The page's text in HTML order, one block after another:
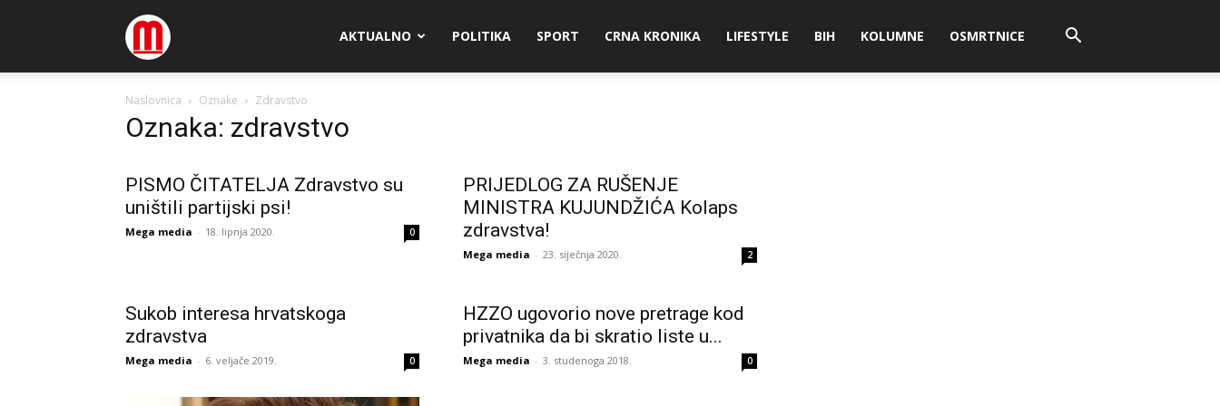
Megamedia AKTUALNO POLITIKA SPORT CRNA KRONIKA LIFESTYLE BIH KOLUMNE OSMRTNICE
Naslovnica Oznake Zdravstvo
Oznaka: zdravstvo
PISMO ČITATELJA Zdravstvo su
uništili partijski psi!
Mega media - 18. lipnja 2020. 0
PRIJEDLOG ZA RUŠENJE
MINISTRA KUJUNDŽIĆA Kolaps
zdravstva!
Mega media - 23. siječnja 2020. 2
Sukob interesa hrvatskoga
zdravstva
Mega media - 6. veljače 2019. 0
HZZO ugovorio nove pretrage kod
privatnika da bi skratio liste u...
Mega media - 3. studenoga 2018. 0